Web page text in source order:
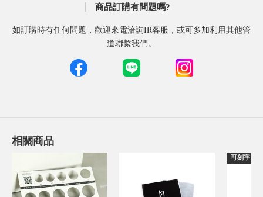
商品訂購有問題嗎?
如訂購時有任何問題，歡迎來電洽詢IR客服，或可多加利用其他管
道聯繫我們。
相關商品
可刻字